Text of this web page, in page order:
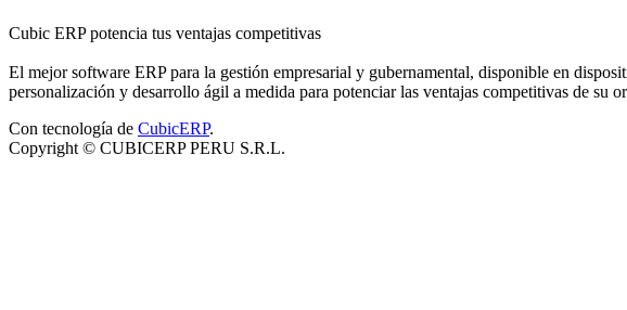
Cubic ERP potencia tus ventajas competitivas
El mejor software ERP para la gestión empresarial y gubernamental, disponible en
personalización y desarrollo ágil a medida para potenciar las ventajas competitivas de su
Con tecnología de CubicERP.
Copyright © CUBICERP PERU S.R.L.